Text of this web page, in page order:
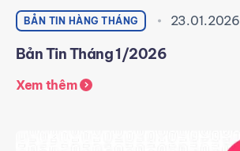
BẢN TIN HÀNG THÁNG 23.01.2026
Bản Tin Tháng 1/2026
Xem thêm